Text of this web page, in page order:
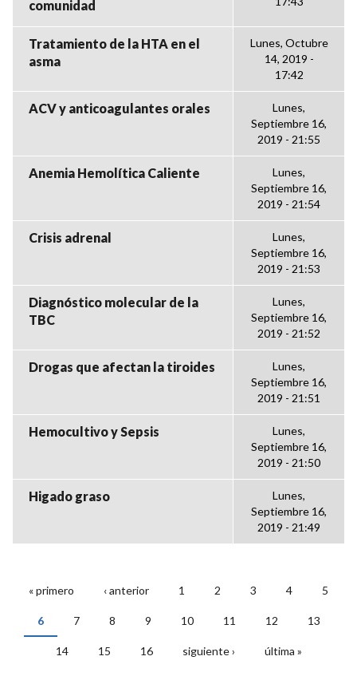
comunidad
Tratamiento de la HTA en el
asma
Lunes, Octubre
14, 2019 -
17:42
ACV y anticoagulantes orales
Lunes,
Septiembre 16,
2019 - 21:55
Anemia Hemolítica Caliente
Lunes,
Septiembre 16,
2019 - 21:54
Crisis adrenal
Lunes,
Septiembre 16,
2019 - 21:53
Diagnóstico molecular de la
TBC
Lunes,
Septiembre 16,
2019 - 21:52
Drogas que afectan la tiroides
Lunes,
Septiembre 16,
2019 - 21:51
Hemocultivo y Sepsis
Lunes,
Septiembre 16,
2019 - 21:50
Higado graso
Lunes,
Septiembre 16,
2019 - 21:49
PÁGINAS
« primero ‹ anterior 1 2 3 4 5
6 7 8 9 10 11 12 13
14 15 16 siguiente › última »